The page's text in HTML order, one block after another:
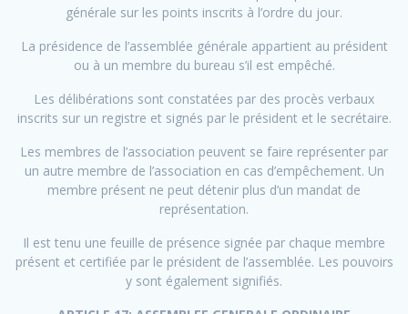
générale sur les points inscrits à l’ordre du jour.
La présidence de l’assemblée générale appartient au président
ou à un membre du bureau s’il est empêché.
Les délibérations sont constatées par des procès verbaux
inscrits sur un registre et signés par le président et le secrétaire.
Les membres de l’association peuvent se faire représenter par
un autre membre de l’association en cas d’empêchement. Un
membre présent ne peut détenir plus d’un mandat de
représentation.
Il est tenu une feuille de présence signée par chaque membre
présent et certifiée par le président de l’assemblée. Les pouvoirs
y sont également signifiés.